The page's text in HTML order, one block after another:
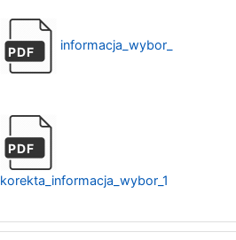
PDF
informacja_wybor_
PDF
korekta_informacja_wybor_1